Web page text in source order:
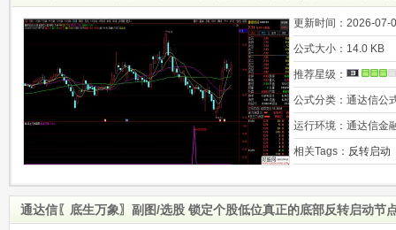
更新时间： 2026-07-
公式大小： 14.0 KB
推荐星级：
公式分类： 通达信公
运行环境： 通达信金
相关Tags： 反转启动
通达信〖底生万象〗副图/选股 锁定个股低位真正的底部反转启动节